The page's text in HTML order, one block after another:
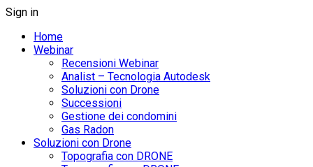
Sign in
Home
Webinar
Recensioni Webinar
Analist – Tecnologia Autodesk
Soluzioni con Drone
Successioni
Gestione dei condomini
Gas Radon
Soluzioni con Drone
Topografia con DRONE